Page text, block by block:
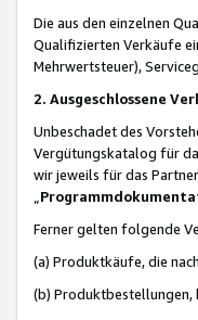
Die aus den einzelnen
Qualifizierten Verkäufe
Mehrwertsteuer),
2. Ausgeschlossene
Unbeschadet des
Vergütungskatalog für
wir jeweils für das
Ferner gelten folgende
(a) Produktkäufe, die
(b) Produktbestellungen,